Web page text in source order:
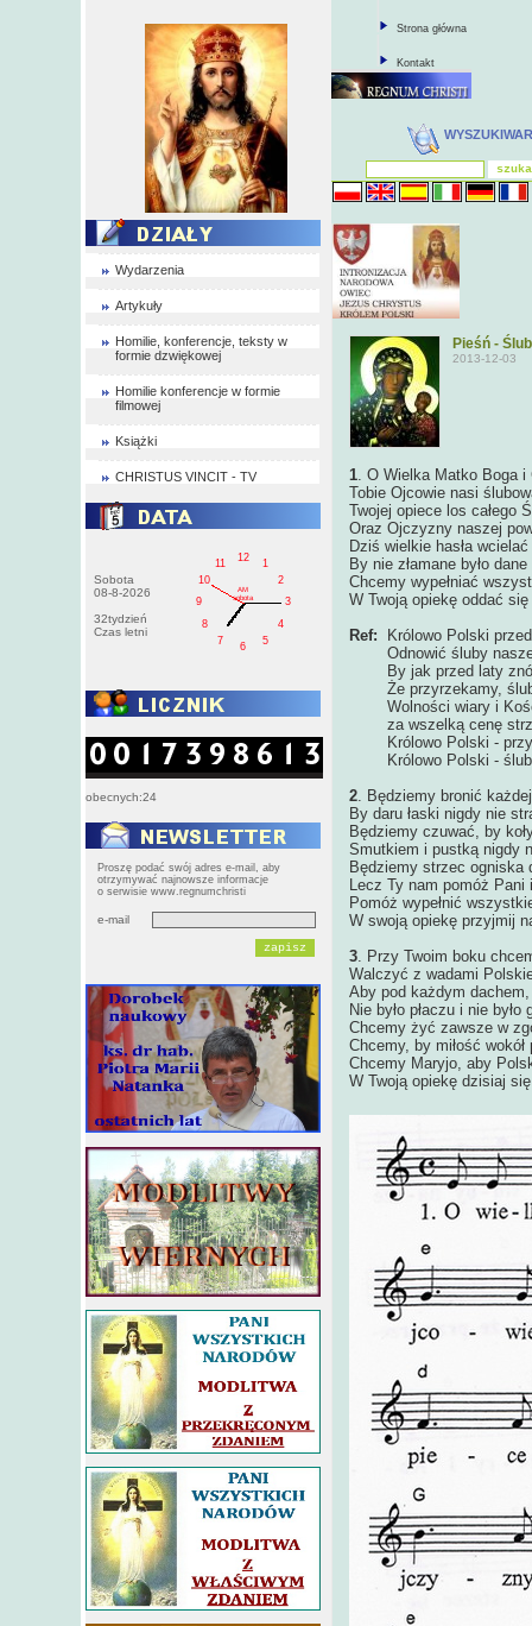
Wydarzenia
Artykuły
Homilie, konferencje, teksty w
formie dzwiękowej
Homilie konferencje w formie
filmowej
Książki
CHRISTUS VINCIT - TV
Sobota
08-8-2026
32tydzień
Czas letni
1
2
3
4
5
6
7
8
9
10
11
12
AM
sobota
obecnych:24
Proszę podać swój adres e-mail, aby
otrzymywać najnowsze informacje
o serwisie www.regnumchristi
e-mail
Strona główna
Kontakt
Pieśń -
2013-12-03
1. O Wielka Matko Boga i
Tobie Ojcowie nasi
Twojej opiece los całego
Oraz Ojczyzny naszej
Dziś wielkie hasła
By nie złamane było dane
Chcemy wypełniać
W Twoją opiekę oddać
Ref: Królowo Polski
Odnowić śluby nasze
By jak przed laty
Że przyrzekamy,
Wolności wiary i
za wszelką cenę
Królowo Polski -
Królowo Polski -
2. Będziemy bronić
By daru łaski nigdy nie
Będziemy czuwać, by
Smutkiem i pustką nigdy
Będziemy strzec ogniska
Lecz Ty nam pomóż Pani
Pomóż wypełnić
W swoją opiekę przyjmij
3. Przy Twoim boku
Walczyć z wadami
Aby pod każdym
Nie było płaczu i nie było
Chcemy żyć zawsze w
Chcemy, by miłość wokół
Chcemy Maryjo, aby
W Twoją opiekę dzisiaj się